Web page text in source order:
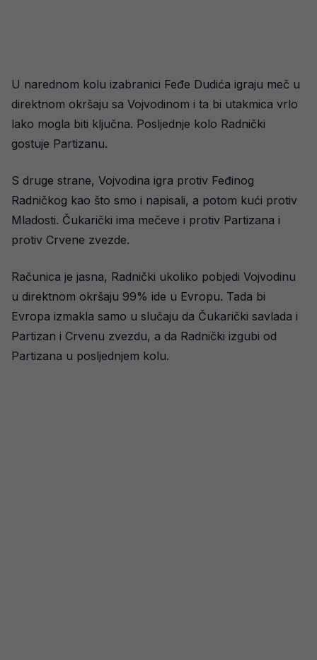
U narednom kolu izabranici Feđe Dudića igraju meč u
direktnom okršaju sa Vojvodinom i ta bi utakmica vrlo
lako mogla biti ključna. Posljednje kolo Radnički
gostuje Partizanu.
S druge strane, Vojvodina igra protiv Feđinog
Radničkog kao što smo i napisali, a potom kući protiv
Mladosti. Čukarički ima mečeve i protiv Partizana i
protiv Crvene zvezde.
Računica je jasna, Radnički ukoliko pobjedi Vojvodinu
u direktnom okršaju 99% ide u Evropu. Tada bi
Evropa izmakla samo u slučaju da Čukarički savlada i
Partizan i Crvenu zvezdu, a da Radnički izgubi od
Partizana u posljednjem kolu.